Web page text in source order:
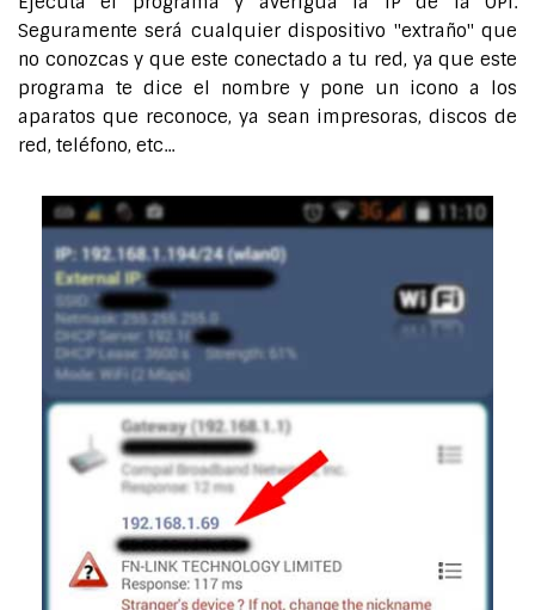
Seguramente será cualquier dispositivo "extraño" que
no conozcas y que este conectado a tu red, ya que este
programa te dice el nombre y pone un icono a los
aparatos que reconoce, ya sean impresoras, discos de
red, teléfono, etc...